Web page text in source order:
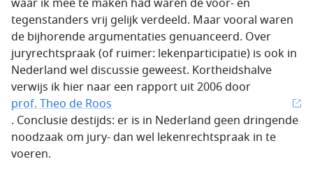
waar ik mee te maken had waren de voor- en
tegenstanders vrij gelijk verdeeld. Maar vooral waren
de bijhorende argumentaties genuanceerd. Over
juryrechtspraak (of ruimer: lekenparticipatie) is ook in
Nederland wel discussie geweest. Kortheidshalve
verwijs ik hier naar een rapport uit 2006 door
prof. Theo de Roos
. Conclusie destijds: er is in Nederland geen dringende
noodzaak om jury- dan wel lekenrechtspraak in te
voeren.